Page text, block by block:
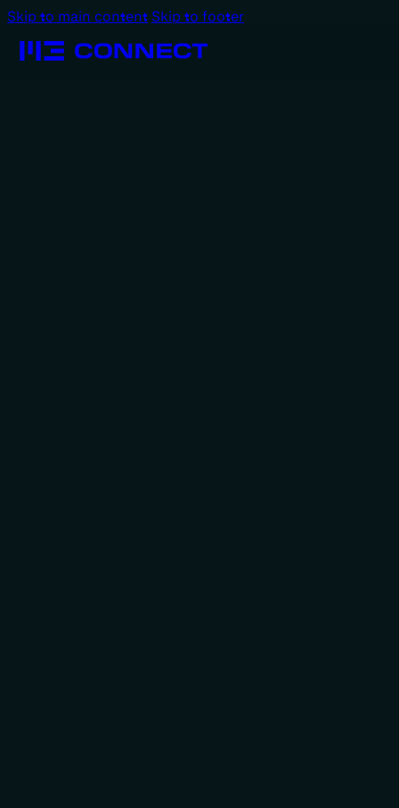
Skip to main content Skip to footer